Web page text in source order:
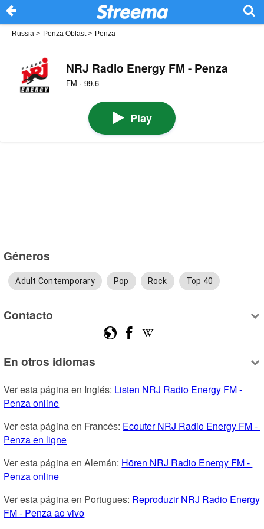
Russia > Penza Oblast> Penza
NRJ Radio Energy FM - Penza
FM · 99.6
Play
Géneros
Adult Contemporary Pop Rock Top 40
Contacto
En otros idiomas
Ver esta página en Inglés: Listen NRJ Radio Energy FM -
Penza online
Ver esta página en Francés: Ecouter NRJ Radio Energy FM -
Penza en ligne
Ver esta página en Alemán: Hören NRJ Radio Energy FM -
Penza online
Ver esta página en Portugues: Reproduzir NRJ Radio Energy
FM - Penza ao vivo